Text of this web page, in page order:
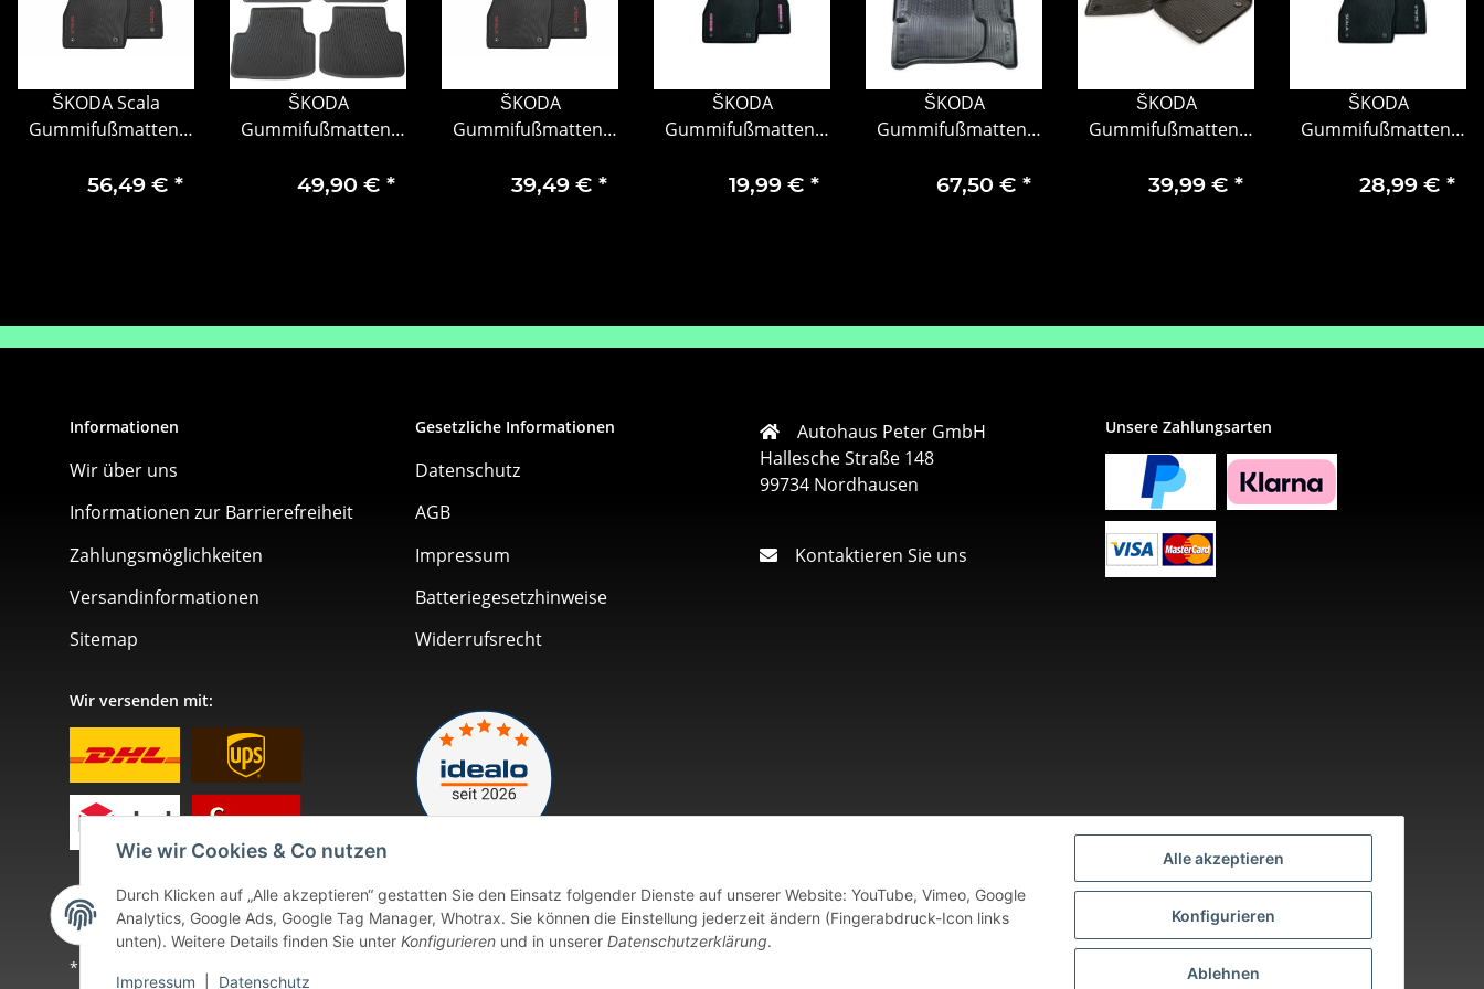
Alle akzeptieren
Konfigurieren
Ablehnen
Wie wir Cookies & Co nutzen
Durch Klicken auf „Alle akzeptieren“ gestatten Sie den Einsatz folgender Dienste auf unserer Website: YouTube, Vimeo, Google
Analytics, Google Ads, Google Tag Manager, Whotrax. Sie können die Einstellung jederzeit ändern (Fingerabdruck-Icon links
unten). Weitere Details finden Sie unter Konfigurieren und in unserer Datenschutzerklärung.
Impressum Datenschutz
ŠKODA Scala
Gummifußmatten-
mit rotem Scala-
56,49 € *
ŠKODA
Gummifußmatten-
Octavia 4 für E-TEC
49,90 € *
ŠKODA
Gummifußmatten-
mit roter Schrift
39,49 € *
ŠKODA
Gummifußmatten-
mit roter Schrift
19,99 € *
ŠKODA
Gummifußmatten-
hohem Rand, für
67,50 € *
ŠKODA
Gummifußmatten-
Kodiaq 566061502A
39,99 € *
ŠKODA
Gummifußmatten-
Scala Schrift weiß
28,99 € *
Informationen
Wir über uns
Informationen zur Barrierefreiheit
Zahlungsmöglichkeiten
Versandinformationen
Sitemap
Gesetzliche Informationen
Datenschutz
AGB
Impressum
Batteriegesetzhinweise
Widerrufsrecht
Autohaus Peter GmbH
Hallesche Straße 148
99734 Nordhausen
Kontaktieren Sie uns
Unsere Zahlungsarten
Wir versenden mit:
Vertrag widerrufen
* Alle Preise inkl. gesetzlicher USt., zzgl.